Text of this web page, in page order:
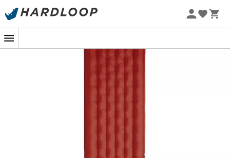
Sommarerbjudanden 🔥 -5 % EXTRA vid köp av 2 produkter*
tre-sæsoners superlette liggeunderlag
en exceptionel
komfort uden at gå på kompromis med stabilitet og
støtte. Takket være den højkvalitets
og dens certificerede R-værdi på 4,2
dette liggeunderlag dig en hyggelig varme året rundt.
Kombinationen af PrimaLoft® Silver-isolering og en
termoreflektiv barriere fanger effektivt kropsvarmen og
holder dig behageligt varm, når temperaturerne falder.
holdbarhed og brugervenlighed, men tilbyder også
overlegne præstationer til alle dine udendørs eventyr.
Den medfølgende pumpepose sparer dig for